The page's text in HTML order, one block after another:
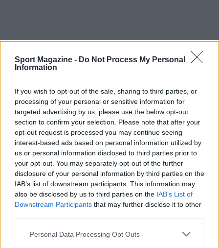
Sport Magazine - Do Not Process My Personal
Information
If you wish to opt-out of the sale, sharing to third parties, or
processing of your personal or sensitive information for
targeted advertising by us, please use the below opt-out
section to confirm your selection. Please note that after your
opt-out request is processed you may continue seeing
interest-based ads based on personal information utilized by
us or personal information disclosed to third parties prior to
your opt-out. You may separately opt-out of the further
disclosure of your personal information by third parties on the
IAB’s list of downstream participants. This information may
also be disclosed by us to third parties on the IAB’s List of
Downstream Participants that may further disclose it to other
Please note that this website/app uses one or more Google
Personal Data Processing Opt Outs
In sintesi, l’iniziativa assicura a chi pratica
rispecchiare i bisogni reali della disciplina,
combinandocoperture specifiche, capitali
coerenti e la solidità di partner con elevatorating
di solvibilità. Consultare il prospetto e dialogare
con il referente territoriale permette di
scegliere l’opzione più adatta, salvaguardando la
passione per la bicicletta con maggiore
protezione e tranquillità economica.
AUTORE